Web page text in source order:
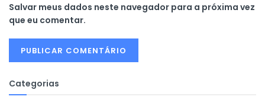
Salvar meus dados neste navegador para a próxima vez
que eu comentar.
Categorias